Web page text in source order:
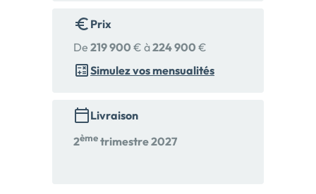
Prix
De 219 900 € à224 900 €
Simulez vos mensualités
Livraison
2èmetrimestre 2027